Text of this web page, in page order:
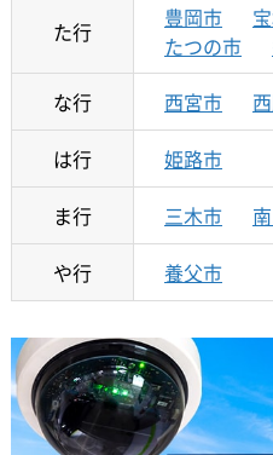
た行 豊岡市
たつの市
な行
西宮市
は行
姫路市
ま行
三木市
や行
養父市